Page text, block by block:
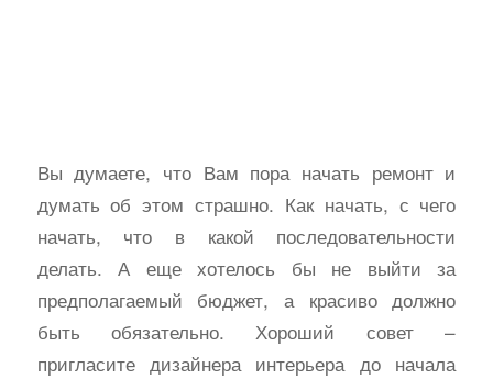
Вы думаете, что Вам пора начать ремонт и
думать об этом страшно. Как начать, с чего
начать, что в какой последовательности
делать. А еще хотелось бы не выйти за
предполагаемый бюджет, а красиво должно
быть обязательно. Хороший совет –
пригласите дизайнера интерьера до начала